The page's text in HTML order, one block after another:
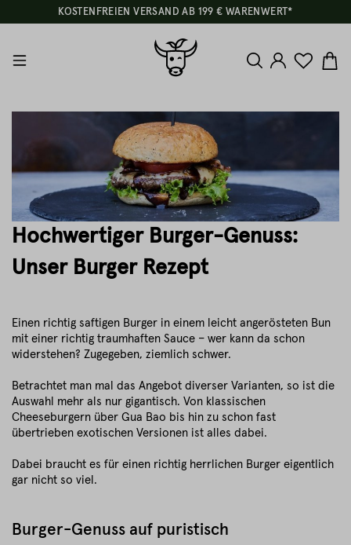
KOSTENFREIEN VERSAND AB 199 € WARENWERT*
Hochwertiger Burger-Genuss:
Unser Burger Rezept
Einen richtig saftigen Burger in einem leicht angerösteten Bun
mit einer richtig traumhaften Sauce – wer kann da schon
widerstehen? Zugegeben, ziemlich schwer.
Betrachtet man mal das Angebot diverser Varianten, so ist die
Auswahl mehr als nur gigantisch. Von klassischen
Cheeseburgern über Gua Bao bis hin zu schon fast
übertrieben exotischen Versionen ist alles dabei.
Dabei braucht es für einen richtig herrlichen Burger eigentlich
gar nicht so viel.
Burger-Genuss auf puristisch